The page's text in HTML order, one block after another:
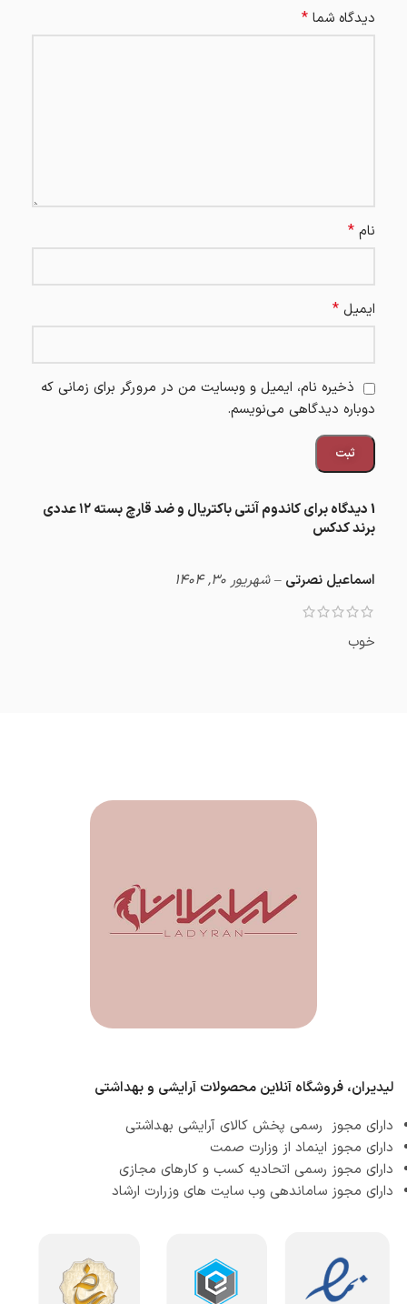
1 دیدگاه برای
کاندوم آنتی باکتریال و ضد قارچ بسته ۱۲ عددی
برند کدکس
اسماعیل نصرتی – شهریور 30, 1404
خوب
دیدگاه شما *
نام *
ایمیل *
ذخیره نام، ایمیل و وبسایت من در مرورگر برای زمانی که
دوباره دیدگاهی می‌نویسم.
لیدیران، فروشگاه آنلاین محصولات آرایشی و بهداشتی
دارای مجوز رسمی پخش کالای آرایشی بهداشتی
دارای مجوز اینماد از وزارت صمت
دارای مجوز رسمی اتحادیه کسب و کارهای مجازی
دارای مجوز ساماندهی وب سایت های وزرارت ارشاد